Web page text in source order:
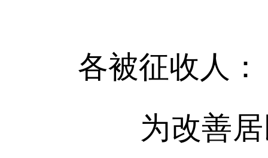
各被征收人：
为改善居